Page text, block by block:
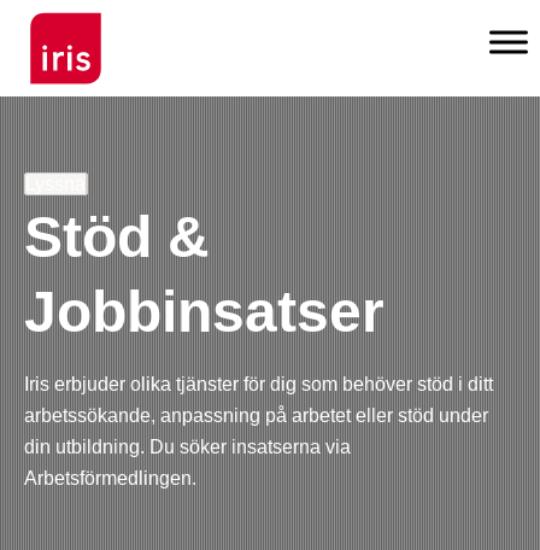
Stöd &
Jobbinsatser
Iris erbjuder olika tjänster för dig som behöver stöd i ditt
arbetssökande, anpassning på arbetet eller stöd under
din utbildning. Du söker insatserna via
Arbetsförmedlingen.